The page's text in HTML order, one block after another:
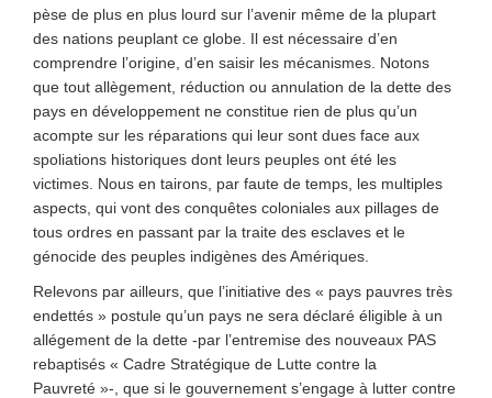
pèse de plus en plus lourd sur l’avenir même de la plupart
des nations peuplant ce globe. Il est nécessaire d’en
comprendre l’origine, d’en saisir les mécanismes. Notons
que tout allègement, réduction ou annulation de la dette des
pays en développement ne constitue rien de plus qu’un
acompte sur les réparations qui leur sont dues face aux
spoliations historiques dont leurs peuples ont été les
victimes. Nous en tairons, par faute de temps, les multiples
aspects, qui vont des conquêtes coloniales aux pillages de
tous ordres en passant par la traite des esclaves et le
génocide des peuples indigènes des Amériques.
Relevons par ailleurs, que l’initiative des « pays pauvres très
endettés » postule qu’un pays ne sera déclaré éligible à un
allégement de la dette -par l’entremise des nouveaux PAS
rebaptisés « Cadre Stratégique de Lutte contre la
Pauvreté »-, que si le gouvernement s’engage à lutter contre